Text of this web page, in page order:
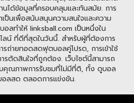
านได้ข้อมูลที่ครอบคลุมและทันสมัย. การ
ป็นเพื่อสนับสนุนความสนใจและความ
ลทำให้ linksball.com เป็นหนึ่งใน
น์ ที่ดีที่สุดในวันนี้. สำหรับผู้ที่ต้องการ
รถ่ายทอดสดฟุตบอลคู่โปรด, การเข้าใช้
รตัดสินใจที่ถูกต้อง. เว็บไซต์นี้สามารถ
บคุณภาพการรับชมที่ไม่มีที่ติ, ทั้ง ดูบอล
ลสด ตลอดการแข่งขัน.